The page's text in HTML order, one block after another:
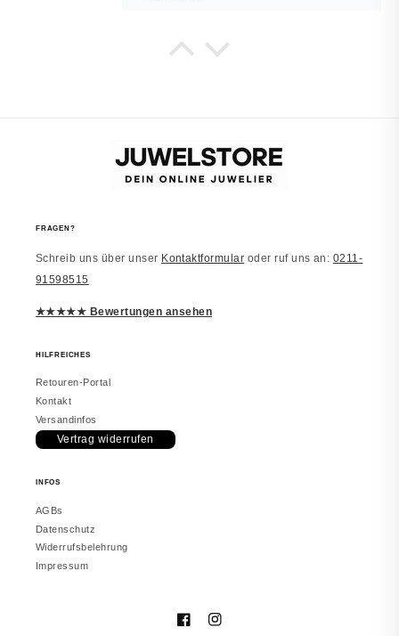
Noah
Richtig schön
Macht einen edlen Eindruck. Trage es
vor 2 Monaten
FRAGEN?
Schreib uns über unser Kontaktformular oder ruf uns an: 0211-
91598515
★★★★★ Bewertungen ansehen
HILFREICHES
Retouren-Portal
Kontakt
Versandinfos
Vertrag widerrufen
INFOS
AGBs
Datenschutz
Widerrufsbelehrung
Impressum
FacebookInstagram